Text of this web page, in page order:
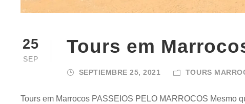
25
SEP
Tours em
SEPTIEMBRE 25, 2021 TOURS
Tours em Marrocos PASSEIOS PELO MARROCOS